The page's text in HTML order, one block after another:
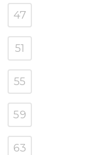
47
51
55
59
63